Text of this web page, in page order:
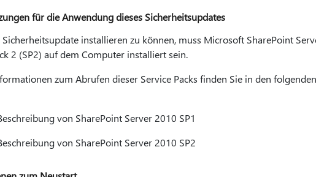
für die Anwendung dieses Sicherheitsupdates
Sicherheitsupdate installieren zu können, muss Microsoft SharePoint
2 (SP2) auf dem Computer installiert sein.
zum Abrufen dieser Service Packs finden Sie in den
von SharePoint Server 2010 SP1
von SharePoint Server 2010 SP2